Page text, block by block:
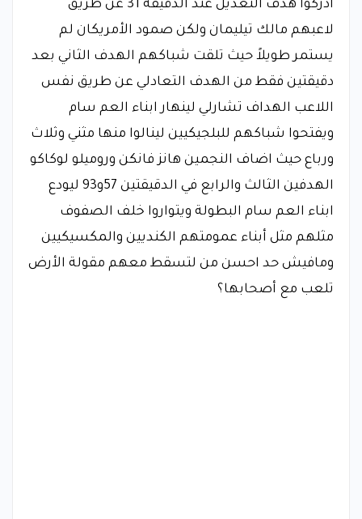
ادركوا هدف التعديل عند الدقيقة 31 عن طريق
لاعبهم مالك تيليمان ولكن صمود الأمريكان لم
يستمر طويلاً حيث تلقت شباكهم الهدف الثاني بعد
دقيقتين فقط من الهدف التعادلي عن طريق نفس
اللاعب الهداف تشارلي لينهار ابناء العم سام
ويفتحوا شباكهم للبلجيكيين لينالوا منها مثني وثلاث
ورباع حيث اضاف النجمين هانز فانكن وروميلو لوكاكو
الهدفين الثالث والرابع في الدقيقتين 57و93 ليودع
ابناء العم سام البطولة ويتواروا خلف الصفوف
مثلهم مثل أبناء عمومتهم الكنديين والمكسيكيين
ومافيش حد احسن من لتسقط معهم مقولة الأرض
تلعب مع أصحابها؟